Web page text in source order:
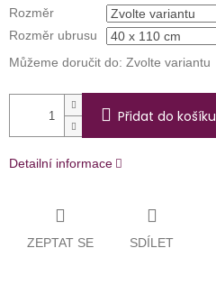
Rozměr
Rozměr ubrusu
Můžeme doručit do: Zvolte variantu
Přidat do košíku
Detailní informace
ZEPTAT SE SDÍLET